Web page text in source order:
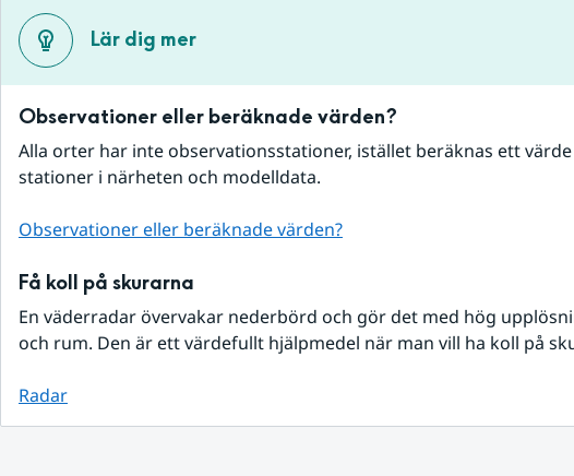
Lär dig mer
Observationer eller beräknade värden?
Alla orter har inte observationsstationer, istället beräknas ett
stationer i närheten och modelldata.
Observationer eller beräknade värden?
Få koll på skurarna
En väderradar övervakar nederbörd och gör det med hög
och rum. Den är ett värdefullt hjälpmedel när man vill ha koll på
Radar